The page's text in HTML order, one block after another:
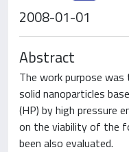
2008-01-01
Abstract
The work purpose
solid nanoparticles
(HP) by high pressure
on the viability of the
been also evaluated.